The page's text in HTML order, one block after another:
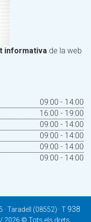
informativa de la web
09:00 - 14:00
16:00 - 19:00
09:00 - 14:00
09:00 - 14:00
09:00 - 14:00
09:00 - 14:00
· Taradell (08552) · T 938
/ 2026 © Tots els drets